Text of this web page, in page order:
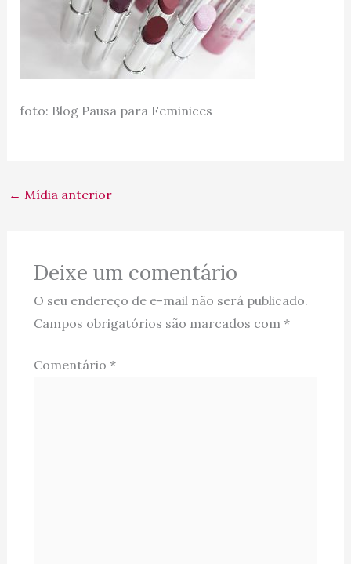
foto: Blog Pausa para Feminices
← Mídia anterior
Deixe um comentário
O seu endereço de e-mail não será publicado.
Campos obrigatórios são marcados com *
Comentário *